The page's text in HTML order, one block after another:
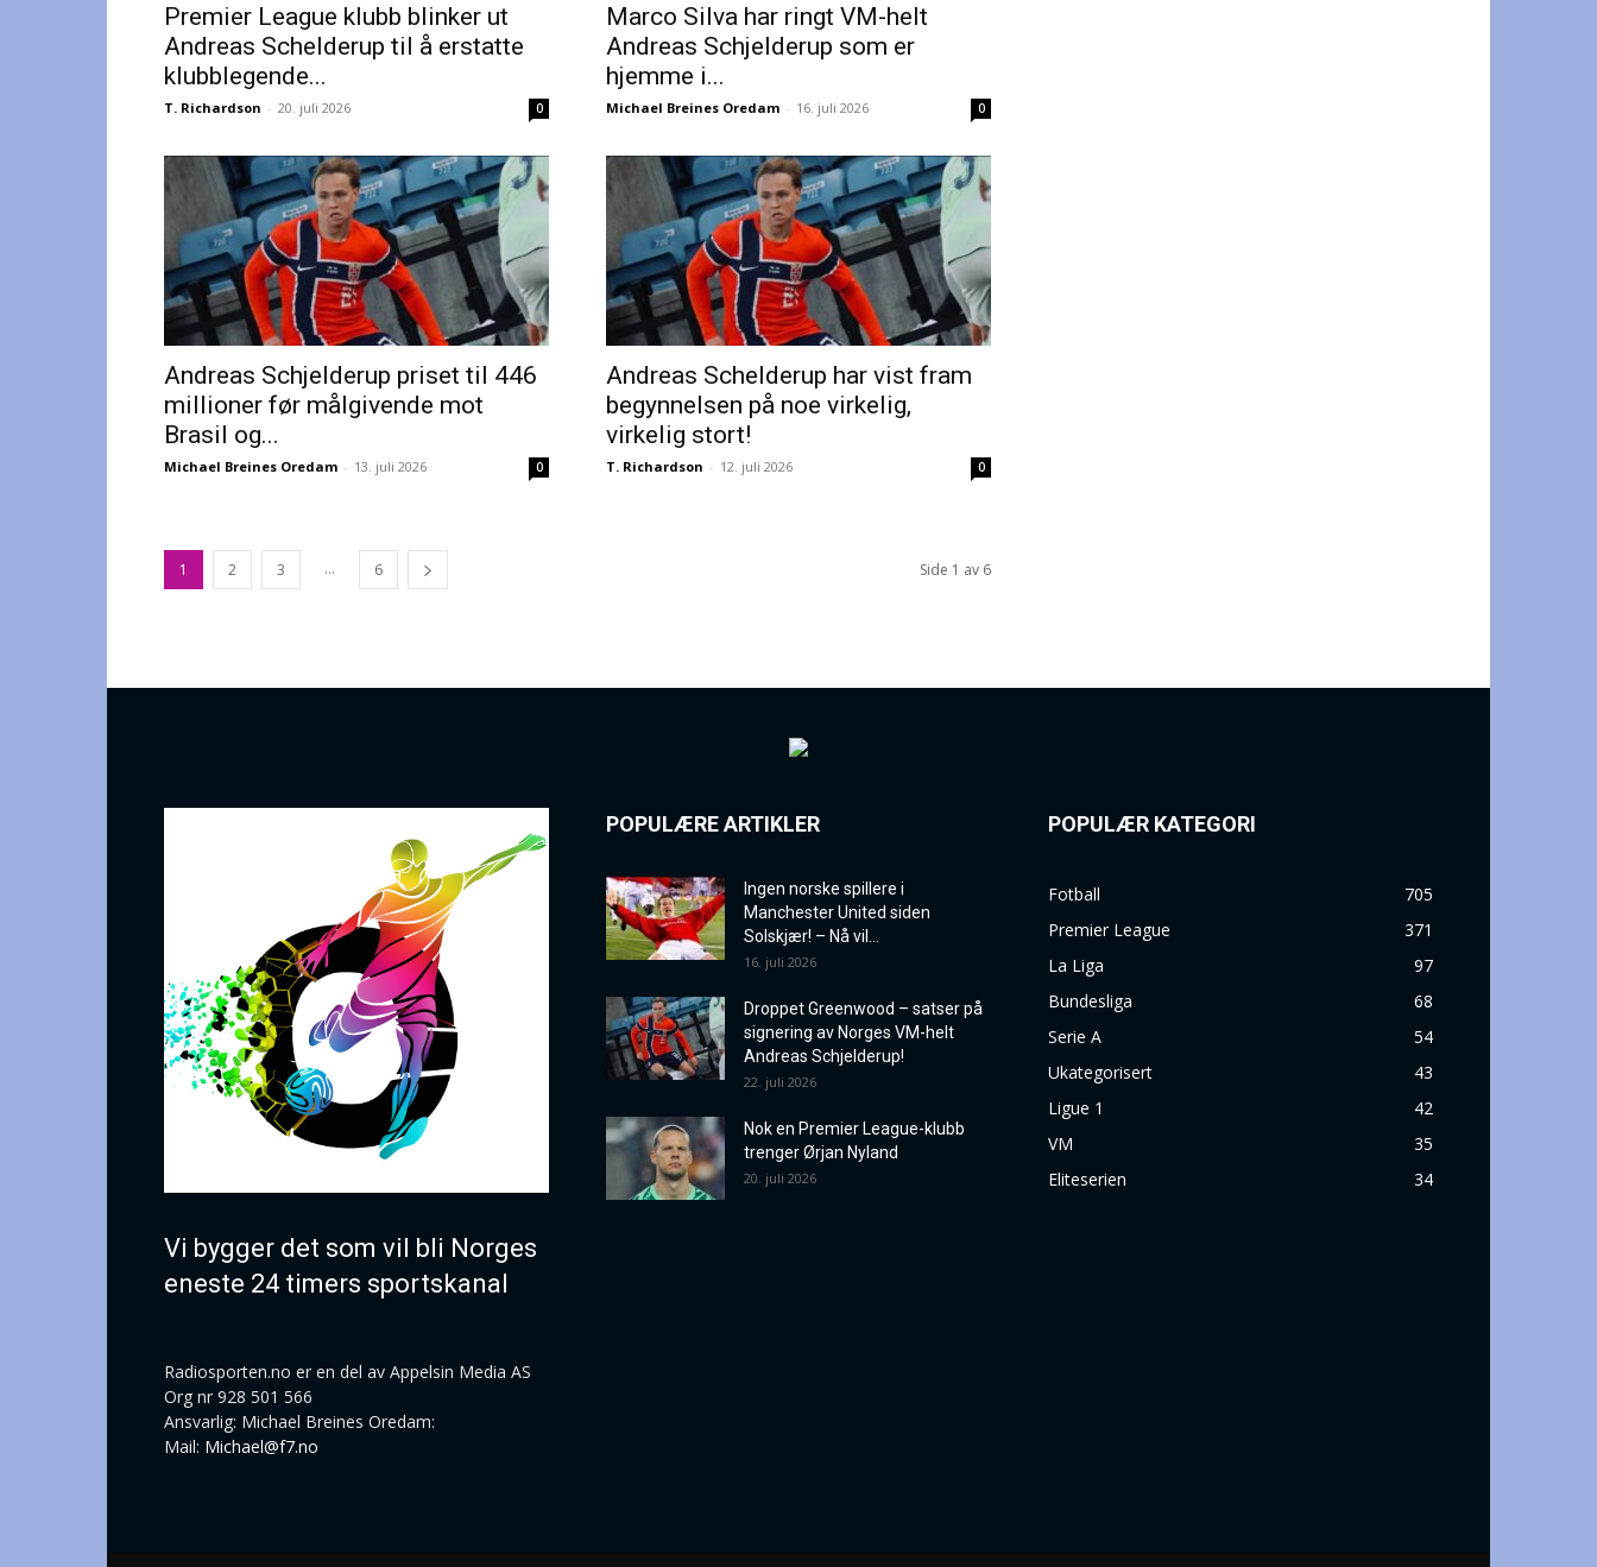
Premier League klubb blinker ut
Andreas Schelderup til å erstatte
klubblegende...
T. Richardson - 20. juli 2026 0
Marco Silva har ringt VM-helt
Andreas Schjelderup som er
hjemme i...
Michael Breines Oredam - 16. juli 2026 0
Andreas Schjelderup priset til 446
millioner før målgivende mot
Brasil og...
Michael Breines Oredam - 13. juli 2026 0
Andreas Schelderup har vist fram
begynnelsen på noe virkelig,
virkelig stort!
T. Richardson - 12. juli 2026 0
1 2 3 ... 6 Side 1 av 6
Vi bygger det som vil bli Norges
eneste 24 timers sportskanal
Radiosporten.no er en del av Appelsin Media AS
Org nr 928 501 566
Ansvarlig: Michael Breines Oredam:
Mail: Michael@f7.no
POPULÆRE ARTIKLER
Ingen norske spillere i
Manchester United siden
Solskjær! – Nå vil...
16. juli 2026
Droppet Greenwood – satser på
signering av Norges VM-helt
Andreas Schjelderup!
22. juli 2026
Nok en Premier League-klubb
trenger Ørjan Nyland
20. juli 2026
POPULÆR KATEGORI
Fotball
705
Premier League
371
La Liga
97
Bundesliga
68
Serie A
54
Ukategorisert
43
Ligue 1
42
VM
35
Eliteserien
34